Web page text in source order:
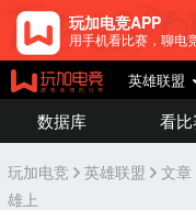
玩加电竞APP
用手机看比赛，聊电
英雄联盟
数据库 看
玩加电竞 英雄联盟 文章
雄上